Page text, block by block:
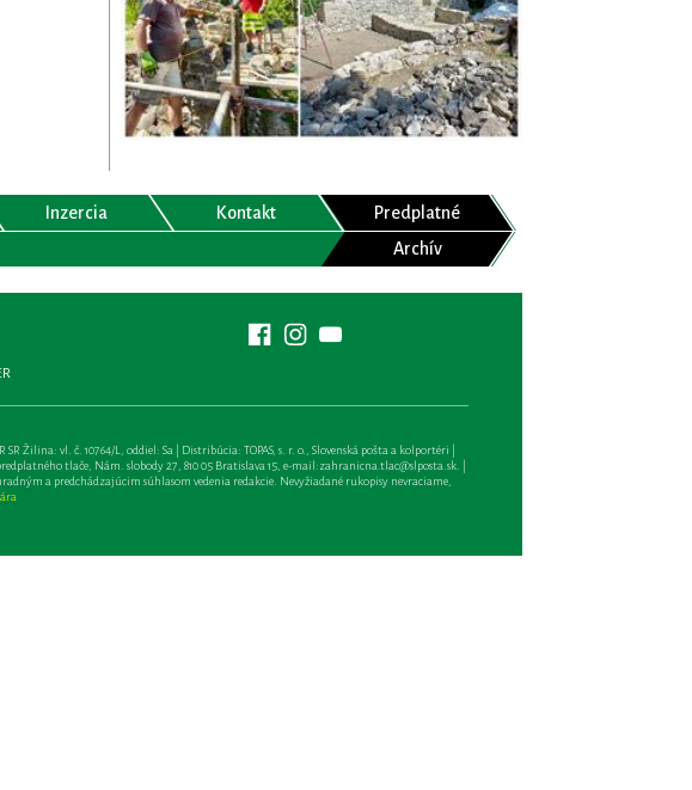
Inzercia Kontakt
Predplatné
Archív
Žilina: vl. č. 10764/L, oddiel: Sa | Distribúcia: TOPAS, s. r. o., Slovenská pošta a kolportéri |
tlače, Nám. slobody 27, 810 05 Bratislava 15, e-mail:zahranicna.tlac@slposta.sk. |
a predchádzajúcim súhlasom vedenia redakcie. Nevyžiadané rukopisy nevraciame,